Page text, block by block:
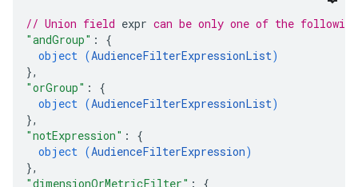
// Union field expr can be only one of the
"andGroup" : {
object (AudienceFilterExpressionList)
},
"orGroup" : {
object (AudienceFilterExpressionList)
},
"notExpression" : {
object (AudienceFilterExpression)
},
"dimensionOrMetricFilter" : {